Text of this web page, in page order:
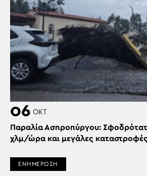
06 ΟΚΤ
Παραλία Ασπροπύργου:
χλμ/ώρα και μεγάλες καταστροφές
ΕΝΗΜΕΡΩΣΗ